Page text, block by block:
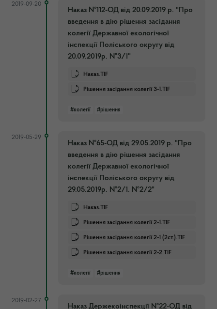
2019-09-20
Наказ №112-ОД від 20.09.2019 р. "Про
введення в дію рішення засідання
колегії Державної екологічної
інспекції Поліського округу від
20.09.2019р. №3/1"
Наказ.TIF
Рішення засідання колегії 3-1.TIF
#колегії #рішення
2019-05-29
Наказ №65-ОД від 29.05.2019 р. "Про
введення в дію рішення засідання
колегії Державної екологічної
інспекції Поліського округу від
29.05.2019р. №2/1. №2/2"
Наказ.TIF
Рішення засідання колегії 2-1.TIF
Рішення засідання колегії 2-1 (2ст.).TIF
Рішення засідання колегії 2-2.TIF
#колегії #рішення
2019-02-27
Наказ Держекоінспекції №22-ОД від